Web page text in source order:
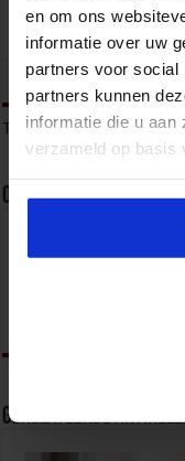
en om ons
informatie over uw
partners voor social
partners kunnen
informatie die u aan
verzameld op basis
Tags ONDERMIJNING
Over sbo
&
Gerelateerde